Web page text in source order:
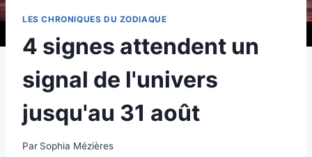
LES CHRONIQUES DU ZODIAQUE
4 signes attendent un
signal de l'univers
jusqu'au 31 août
Par Sophia Mézières